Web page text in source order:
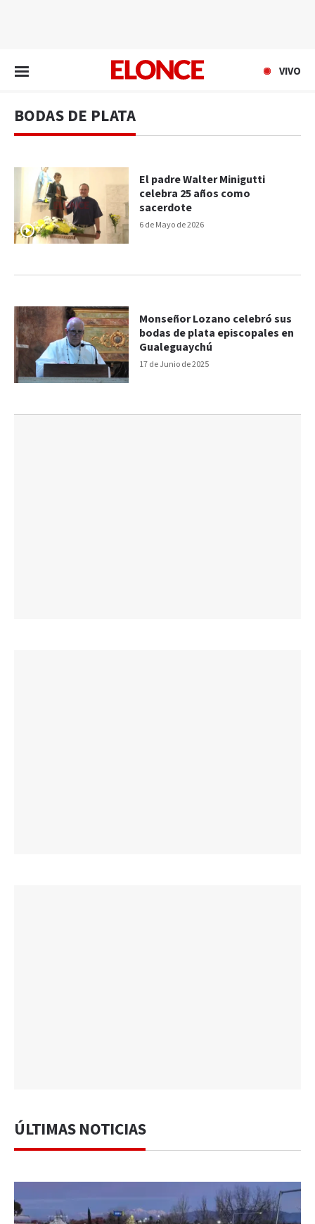
VIVO
BODAS DE PLATA
6 de Mayo de 2026
El padre Walter Minigutti
celebra 25 años como
sacerdote
17 de Junio de 2025
Monseñor Lozano celebró sus
bodas de plata episcopales en
Gualeguaychú
ÚLTIMAS NOTICIAS